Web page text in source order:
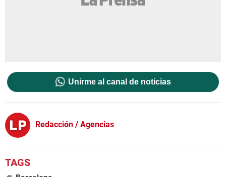
Unirme al canal de noticias
Redacción / Agencias